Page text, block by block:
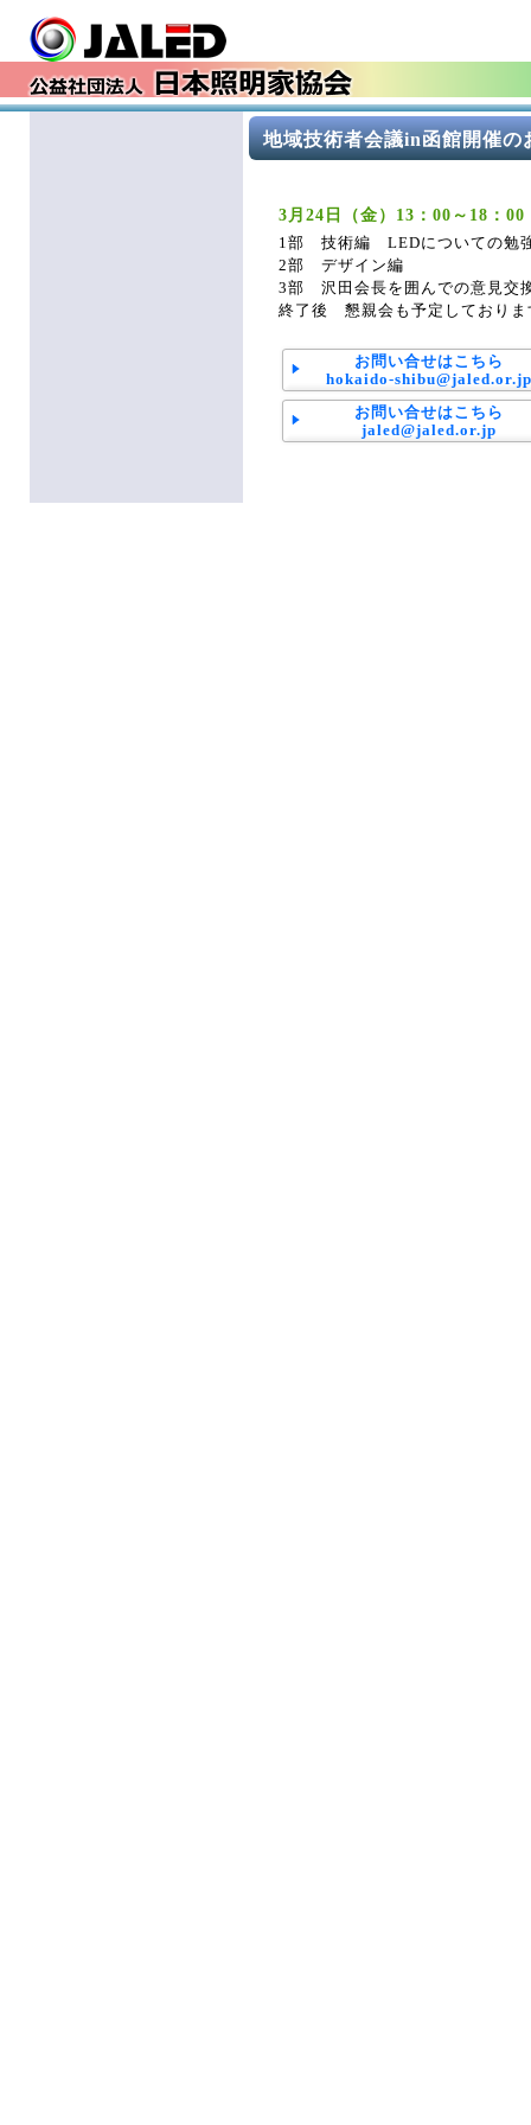
地域技術者会議in函館開催の
3月24日（金）13：00～18：
1部 技術編 LEDについての
2部 デザイン
3部 沢田会長を囲んでの意
終了後 懇親会も予定しておりま
お問い合せはこちら
hokaido-shibu@jaled.or.jp
お問い合せはこちら
jaled@jaled.or.jp